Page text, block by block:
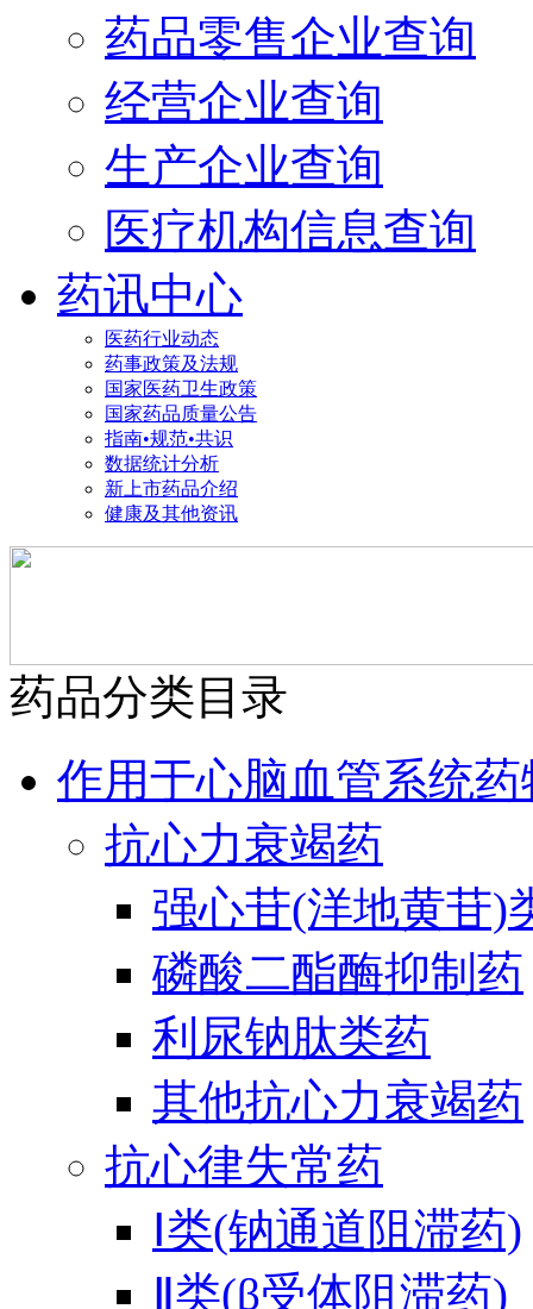
药品零售企业查询
经营企业查询
生产企业查询
医疗机构信息查询
药讯中心
医药行业动态
药事政策及法规
国家医药卫生政策
国家药品质量公告
指南•规范•共识
数据统计分析
新上市药品介绍
健康及其他资讯
药品分类目录
作用于心脑血管系统药
抗心力衰竭药
强心苷(洋地黄苷)
磷酸二酯酶抑制药
利尿钠肽类药
其他抗心力衰竭药
抗心律失常药
Ⅰ类(钠通道阻滞药)
Ⅱ类(β受体阻滞药)